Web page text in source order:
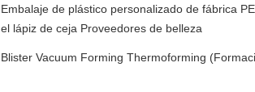
Embalaje de plástico personalizado de fábrica
el lápiz de ceja Proveedores de belleza
Blister Vacuum Forming Thermoforming